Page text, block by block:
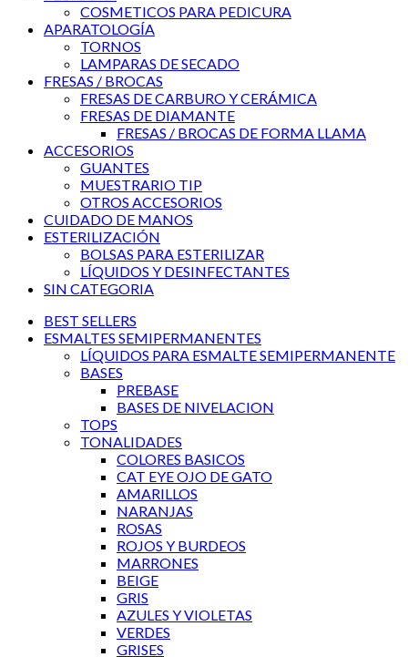
COSMETICOS PARA PEDICURA
APARATOLOGÍA
TORNOS
LAMPARAS DE SECADO
FRESAS / BROCAS
FRESAS DE CARBURO Y CERÁMICA
FRESAS DE DIAMANTE
FRESAS / BROCAS DE FORMA LLAMA
ACCESORIOS
GUANTES
MUESTRARIO TIP
OTROS ACCESORIOS
CUIDADO DE MANOS
ESTERILIZACIÓN
BOLSAS PARA ESTERILIZAR
LÍQUIDOS Y DESINFECTANTES
SIN CATEGORIA
BEST SELLERS
ESMALTES SEMIPERMANENTES
LÍQUIDOS PARA ESMALTE SEMIPERMANENTE
BASES
PREBASE
BASES DE NIVELACION
TOPS
TONALIDADES
COLORES BASICOS
CAT EYE OJO DE GATO
AMARILLOS
NARANJAS
ROSAS
ROJOS Y BURDEOS
MARRONES
BEIGE
GRIS
AZULES Y VIOLETAS
VERDES
GRISES